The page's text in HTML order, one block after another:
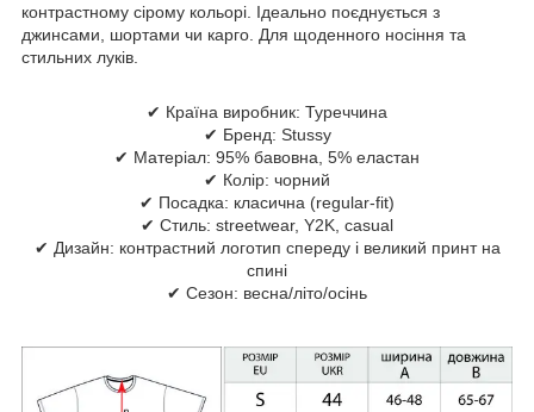
контрастному сірому кольорі. Ідеально поєднується з
джинсами, шортами чи карго. Для щоденного носіння та
стильних лукiв.
✔ Країна виробник: Туреччина
✔ Бренд: Stussy
✔ Матеріал: 95% бавовна, 5% еластан
✔ Колір: чорний
✔ Посадка: класична (regular-fit)
✔ Стиль: streetwear, Y2K, casual
✔ Дизайн: контрастний логотип спереду і великий принт на
спині
✔ Сезон: весна/літо/осінь